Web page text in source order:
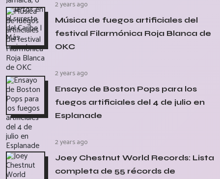
2 years ago
Música de fuegos artificiales del
festival Filarmónica Roja Blanca de
OKC
2 years ago
Ensayo de Boston Pops para los
fuegos artificiales del 4 de julio en
Esplanade
2 years ago
Joey Chestnut World Records: Lista
completa de 55 récords de